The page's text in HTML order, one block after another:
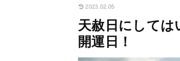
2023.02.05
天赦日にして
開運日！